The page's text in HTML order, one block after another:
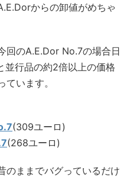
からの卸値がめちゃ
回のA.E.Dor No.7の場合日
行品の約2倍以上の価格
います。
(309ユーロ)
(268ユーロ)
のままでバグっているだけ